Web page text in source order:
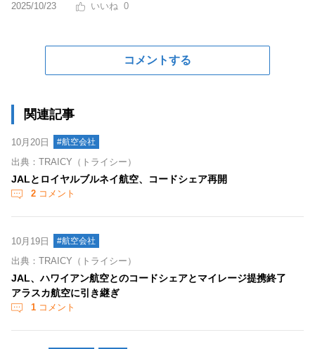
2025/10/23 0
コメントする
関連記事
10月20日 #航空会社
出典：TRAICY（トライシー）
JALとロイヤルブルネイ航空、コードシェア再開
2 コメント
10月19日 #航空会社
出典：TRAICY（トライシー）
JAL、ハワイアン航空とのコードシェアとマイレージ提携終了
アラスカ航空に引き継ぎ
1 コメント